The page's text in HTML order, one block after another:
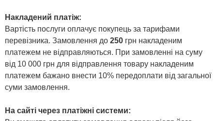
Накладений платіж:
Вартість послуги оплачує покупець за тарифами
перевізника. Замовлення до 250 грн накладеним
платежем не відправляються. При замовленні на суму
від 10 000 грн для відправлення товару накладеним
платежем бажано внести 10% передоплати від загальної
суми замовлення.
На сайті через платіжні системи: